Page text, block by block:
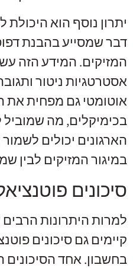
יתרון נוסף הוא היכולת
דבר שמסייע בהבנת
המזיקים. המידע הזה
אסטרטגיות ניטור
אוטומטי גם מפחית את
בכימיקלים, מה שמוביל
הארגונים יכולים לשמור
במיגור המזיקים לבין
סיכונים
למרות היתרונות הרבים
קיימים גם סיכונים
בחשבון. אחד